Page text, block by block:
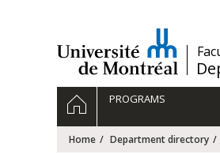
/
Navigation
principale
HOMEPROGRAMS
Home Department directory